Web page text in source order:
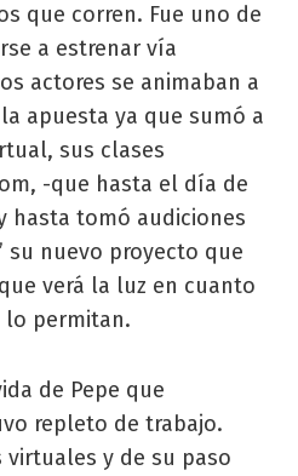
que corren. Fue uno de
a estrenar vía
actores se animaban a
apuesta ya que sumó a
sus clases
-que hasta el día de
hasta tomó audiciones
su nuevo proyecto que
verá la luz en cuanto
lo permitan.
de Pepe que
repleto de trabajo.
virtuales y de su paso